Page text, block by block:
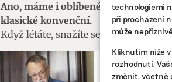
technologiemi
při procházení
může
Kliknutím níže
rozhodnutí.
změnit, včetně
Ano, máme i oblíbené lokální
klasické konvenční.
Když létáte, snažíte se svoje lety
KLIMATICKÁ ZMĚNA